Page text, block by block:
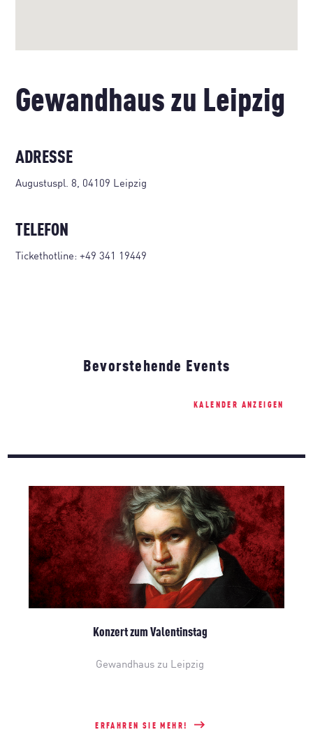
Gewandhaus zu Leipzig
ADRESSE
Augustuspl. 8, 04109 Leipzig
TELEFON
Tickethotline: +49 341 19449
Bevorstehende Events
KALENDER ANZEIGEN
Konzert zum Valentinstag
Gewandhaus zu Leipzig
ERFAHREN SIE MEHR!